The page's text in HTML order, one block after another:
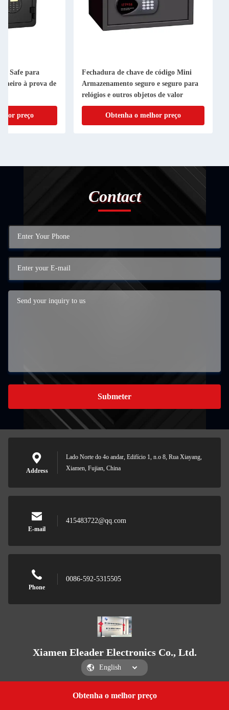
Obtenha o melhor preço
Safe para
à prova de
preço
Fechadura de chave de código Mini
Armazenamento seguro e seguro para
relógios e outros objetos de valor
Obtenha o melhor preço
Contact
Submeter
Address
Lado Norte do 4o andar, Edifício 1, n.o 8, Rua Xiayang,
Xiamen, Fujian, China
E-mail
415483722@qq.com
Phone
0086-592-5315505
Xiamen Eleader Electronics Co., Ltd.
Xiamen Eleader Electronics Co., Ltd.
Get a Quote